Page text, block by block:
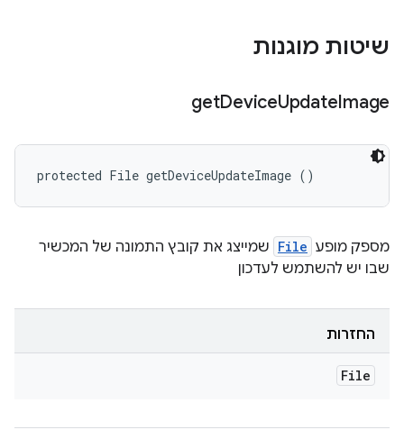
שיטות מוגנות
getDeviceUpdateImage
protected File getDeviceUpdateImage ()
מספק מופע File שמייצג את קובץ התמונה של המכשיר
שבו יש להשתמש לעדכון
החזרות
File